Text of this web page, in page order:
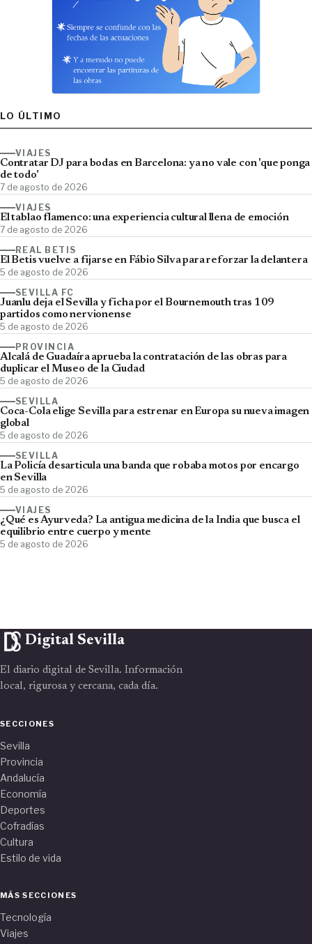
LO ÚLTIMO
VIAJES
Contratar DJ para bodas en Barcelona: ya no vale con 'que ponga
de todo'
7 de agosto de 2026
VIAJES
El tablao flamenco: una experiencia cultural llena de emoción
7 de agosto de 2026
REAL BETIS
El Betis vuelve a fijarse en Fábio Silva para reforzar la delantera
5 de agosto de 2026
SEVILLA FC
Juanlu deja el Sevilla y ficha por el Bournemouth tras 109
partidos como nervionense
5 de agosto de 2026
PROVINCIA
Alcalá de Guadaíra aprueba la contratación de las obras para
duplicar el Museo de la Ciudad
5 de agosto de 2026
SEVILLA
Coca-Cola elige Sevilla para estrenar en Europa su nueva imagen
global
5 de agosto de 2026
SEVILLA
La Policía desarticula una banda que robaba motos por encargo
en Sevilla
5 de agosto de 2026
VIAJES
¿Qué es Ayurveda? La antigua medicina de la India que busca el
equilibrio entre cuerpo y mente
5 de agosto de 2026
Digital Sevilla
El diario digital de Sevilla. Información
local, rigurosa y cercana, cada día.
SECCIONES
Sevilla
Provincia
Andalucía
Economía
Deportes
Cofradías
Cultura
Estilo de vida
MÁS SECCIONES
Tecnología
Viajes